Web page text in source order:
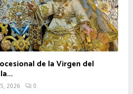
de la Virgen del
2026 0